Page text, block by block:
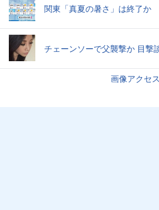
関東「真夏の暑さ」は終了か
チェーンソーで父襲撃か 目撃
画像アクセ